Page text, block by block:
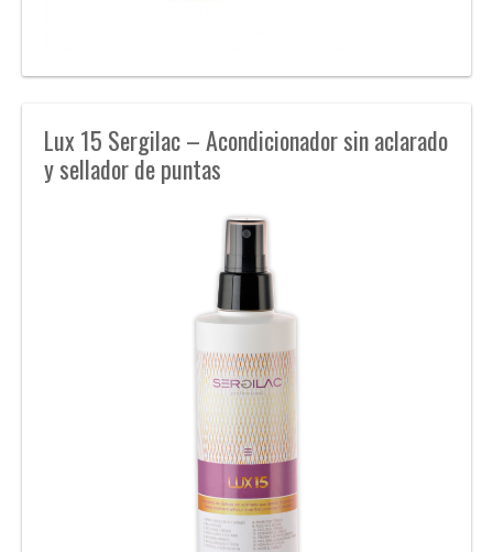
Lux 15 Sergilac – Acondicionador sin aclarado
y sellador de puntas